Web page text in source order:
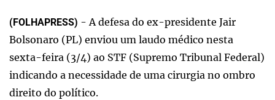
(FOLHAPRESS) - A defesa do ex-presidente Jair
Bolsonaro (PL) enviou um laudo médico nesta
sexta-feira (3/4) ao STF (Supremo Tribunal Federal)
indicando a necessidade de uma cirurgia no ombro
direito do político.